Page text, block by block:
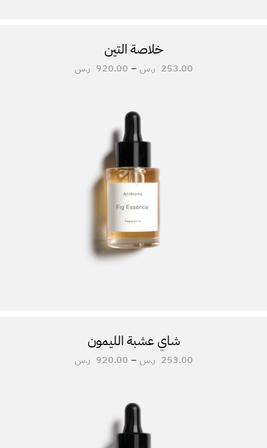
خلاصة التين
253.00 ر.س –
920.00 ر.س
شاي عشبة الليمون
253.00 ر.س –
920.00 ر.س